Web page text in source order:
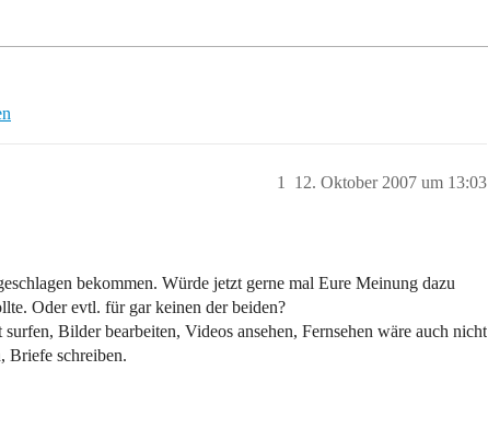
12. Oktober 2007 um 13:03
1
bekommen. Würde jetzt gerne mal Eure Meinung dazu
Oder evtl. für gar keinen der beiden?
Bilder bearbeiten, Videos ansehen, Fernsehen wäre auch nicht
Briefe schreiben.